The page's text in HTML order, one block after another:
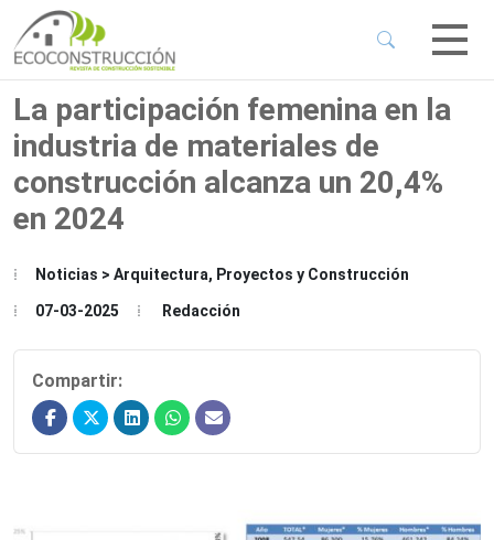
Menu
Menu
Menu
La participación femenina en la
industria de materiales de
construcción alcanza un 20,4%
en 2024
Noticias > Arquitectura, Proyectos y Construcción
07-03-2025 Redacción
Compartir: